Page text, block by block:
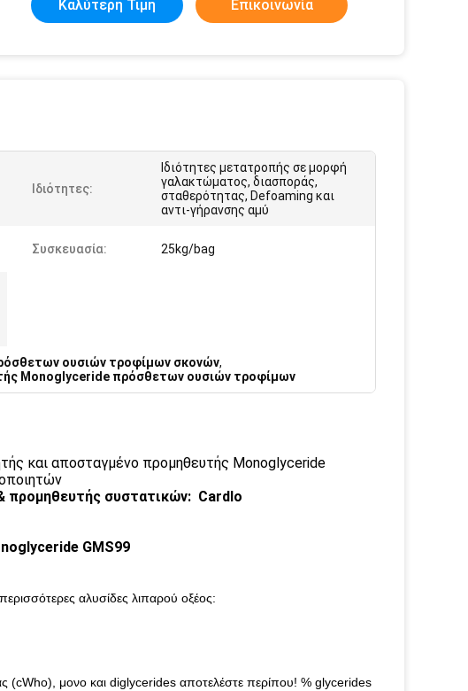
Καλύτερη Τιμή Επικοινωνία
Ιδιότητες:
Ιδιότητες μετατροπής σε μορφή
γαλακτώματος, διασποράς,
σταθερότητας, Defoaming και
αντι-γήρανσης αμύ
Συσκευασία: 25kg/bag
ουσιών τροφίμων σκονών,
Monoglyceride πρόσθετων ουσιών τροφίμων
και αποσταγμένο προμηθευτής Monoglyceride
προμηθευτής συστατικών: Cardlo
GMS99
αλυσίδες λιπαρού οξέος:
μονο και diglycerides αποτελέστε περίπου! % glycerides